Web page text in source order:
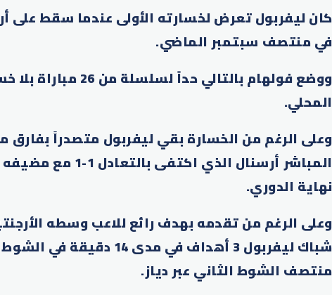
في منتصف سبتمبر الماضي.
ووضع فولهام بالتالي
المحلي.
نهاية الدوري.
وعلى الرغم من تقدمه بهدف رائع للاعب وسطه
شباك ليفربول 3 أهداف في
منتصف الشوط الثاني عبر دياز.